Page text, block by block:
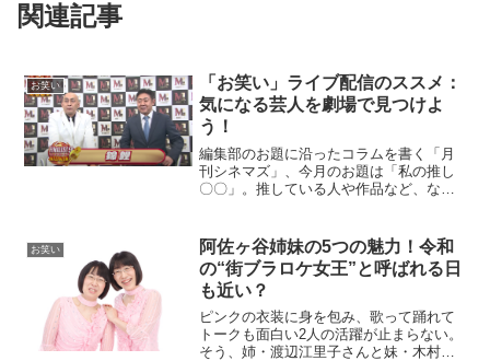
関連記事
お笑い
「お笑い」ライブ配信のススメ：
気になる芸人を劇場で見つけよ
う！
編集部のお題に沿ったコラムを書く「月
刊シネマズ」、今月のお題は「私の推し
〇〇」。推している人や作品など、なん
だ。推しってなんだろう。どんなときも
自分を元気付けてくれ...
お笑い
阿佐ヶ谷姉妹の5つの魅力！令和
の“街ブラロケ女王”と呼ばれる日
も近い？
ピンクの衣装に身を包み、歌って踊れて
トークも面白い2人の活躍が止まらない。
そう、姉・渡辺江里子さんと妹・木村美